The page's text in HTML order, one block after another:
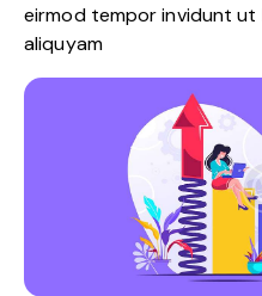
eirmod tempor invidunt
aliquyam